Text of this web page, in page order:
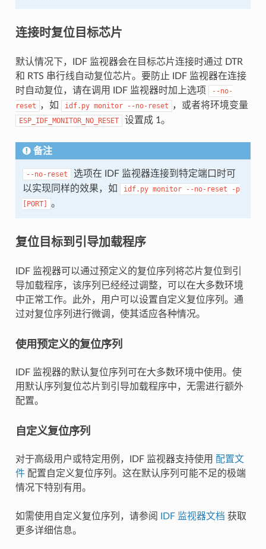
连接时复位目标芯片
默认情况下，IDF 监视器会在目标芯片连接时通过 DTR
和 RTS 串行线自动复位芯片。要防止 IDF 监视器在连接
时自动复位，请在调用 IDF 监视器时加上选项
--no-
reset
，如 idf.py monitor --no-reset ，或者将环境变量
ESP_IDF_MONITOR_NO_RESET 设置成 1。
备注
--no-reset
选项在 IDF 监视器连接到特定端口时可
以实现同样的效果，如
idf.py monitor --no-reset
-p
[PORT]
。
复位目标到引导加载程序
IDF 监视器可以通过预定义的复位序列将芯片复位到引
导加载程序，该序列已经经过调整，可以在大多数环境
中正常工作。此外，用户可以设置自定义复位序列。通
过对复位序列进行微调，使其适应各种情况。
使用预定义的复位序列
IDF 监视器的默认复位序列可在大多数环境中使用。使
用默认序列复位芯片到引导加载程序中，无需进行额外
配置。
自定义复位序列
对于高级用户或特定用例，IDF 监视器支持使用 配置文
件配置自定义复位序列。这在默认序列可能不足的极端
情况下特别有用。
如需使用自定义复位序列，请参阅 IDF 监视器文档 获取
更多详细信息。